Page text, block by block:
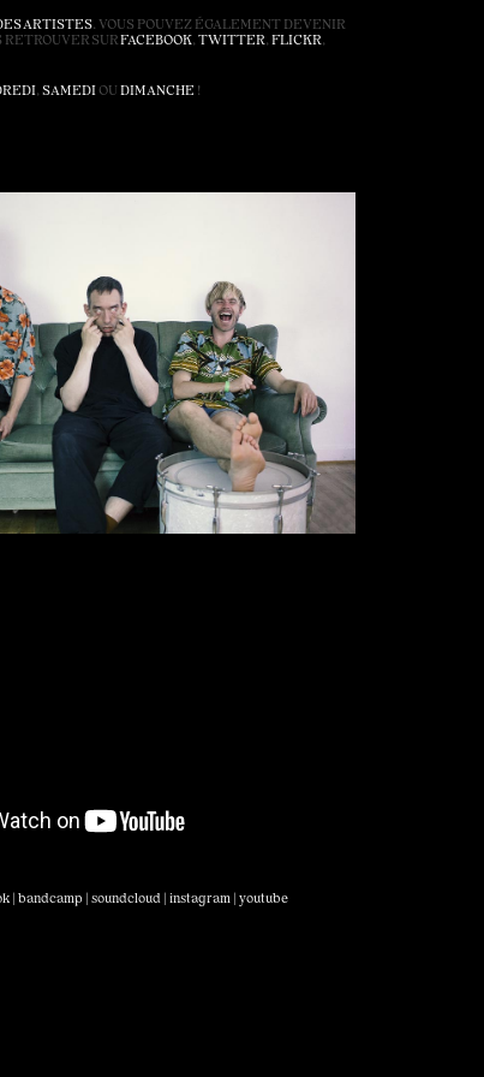
ARTISTES. VOUS POUVEZ ÉGALEMENT DEVENIR
RETROUVER SURFACEBOOK, TWITTER, FLICKR,
, SAMEDIOU DIMANCHE !
bandcamp soundcloud instagram youtube